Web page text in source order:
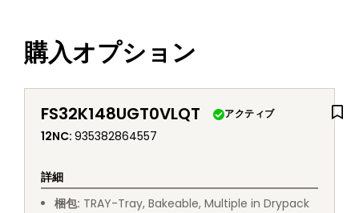
購入オプション
FS32K148UGT0VLQT アクティブ
12NC: 935382864557
詳細
梱包: TRAY-Tray, Bakeable, Multiple in Drypack